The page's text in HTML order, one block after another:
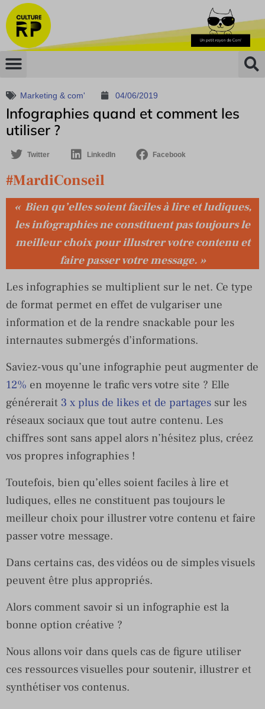
Marketing & com' 04/06/2019
Infographies quand et comment les
utiliser ?
Twitter LinkedIn Facebook
#MardiConseil
« Bien qu’elles soient faciles à lire et ludiques,
les infographies ne constituent pas toujours le
meilleur choix pour illustrer votre contenu et
faire passer votre message. »
Les infographies se multiplient sur le net. Ce type
de format permet en effet de vulgariser une
information et de la rendre snackable pour les
internautes submergés d’informations.
Saviez-vous qu’une infographie peut augmenter de
12% en moyenne le trafic vers votre site ? Elle
générerait 3 x plus de likes et de partages sur les
réseaux sociaux que tout autre contenu. Les
chiffres sont sans appel alors n’hésitez plus, créez
vos propres infographies !
Toutefois, bien qu’elles soient faciles à lire et
ludiques, elles ne constituent pas toujours le
meilleur choix pour illustrer votre contenu et faire
passer votre message.
Dans certains cas, des vidéos ou de simples visuels
peuvent être plus appropriés.
Alors comment savoir si un infographie est la
bonne option créative ?
Nous allons voir dans quels cas de figure utiliser
ces ressources visuelles pour soutenir, illustrer et
synthétiser vos contenus.